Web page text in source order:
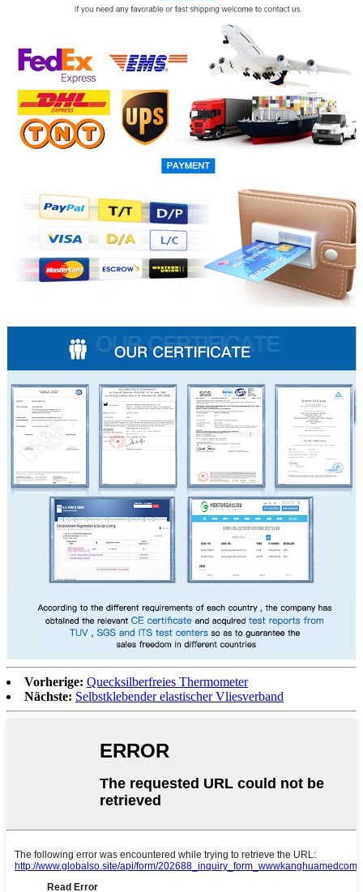
Vorherige: Quecksilberfreies Thermometer
Nächste: Selbstklebender elastischer Vliesverband